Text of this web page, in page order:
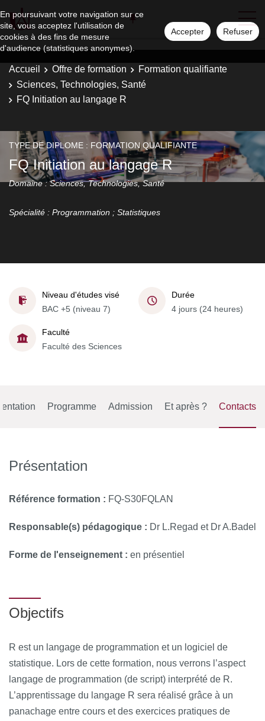
En poursuivant votre navigation sur ce
site, vous acceptez l'utilisation de
cookies à des fins de mesure
d'audience (statistiques anonymes).
Accepter Refuser
Accueil Offre de formation
Formation qualifiante
Sciences, Technologies, Santé
FQ Initiation au langage R
TYPE DE DIPLOME : FORMATION QUALIFIANTE
FQ Initiation au langage R
Domaine : Sciences, Technologies, Santé
Spécialité : Programmation ; Statistiques
Niveau d'études visé
BAC +5 (niveau 7)
Durée
4 jours (24 heures)
Faculté
Faculté des Sciences
Programme Admission Et après ? Contacts
Présentation
Référence formation : FQ-S30FQLAN
Responsable(s) pédagogique : Dr L.Regad et Dr A.Badel
Forme de l'enseignement : en présentiel
Objectifs
R est un langage de programmation et un logiciel de
statistique. Lors de cette formation, nous verrons l’aspect
langage de programmation (de script) interprété de R.
L’apprentissage du langage R sera réalisé grâce à un
panachage entre cours et des exercices pratiques de